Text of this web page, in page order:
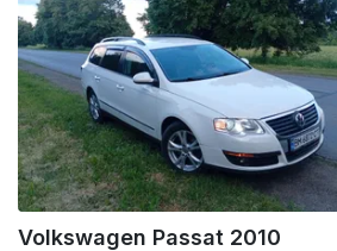
Volkswagen Passat 2010